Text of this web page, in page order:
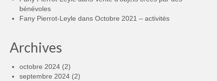
bénévoles
Fany Pierrot-Leyle dans Octobre 2021 – activités
Archives
octobre 2024 (2)
septembre 2024 (2)